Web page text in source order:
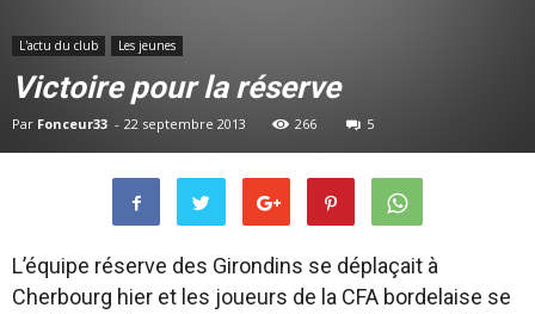
L'actu du club Les jeunes
Victoire pour la réserve
Par Fonceur33 - 22 septembre 2013 266 5
L’équipe réserve des Girondins se déplaçait à
Cherbourg hier et les joueurs de la CFA bordelaise se